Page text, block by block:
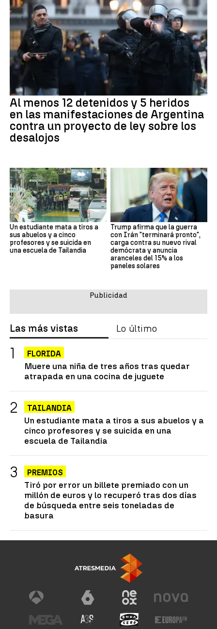
Al menos 12 detenidos y 5 heridos
en las manifestaciones de Argentina
contra un proyecto de ley sobre los
desalojos
Un estudiante mata a tiros a
sus abuelos y a cinco
profesores y se suicida en
una escuela de Tailandia
Trump afirma que la guerra
con Irán "terminará pronto",
carga contra su nuevo rival
demócrata y anuncia
aranceles del 15% a los
paneles solares
Las más vistas Lo último
FLORIDA
Muere una niña de tres años tras quedar
atrapada en una cocina de juguete
TAILANDIA
Un estudiante mata a tiros a sus abuelos y a
cinco profesores y se suicida en una
escuela de Tailandia
PREMIOS
Tiró por error un billete premiado con un
millón de euros y lo recuperó tras dos días
de búsqueda entre seis toneladas de
basura